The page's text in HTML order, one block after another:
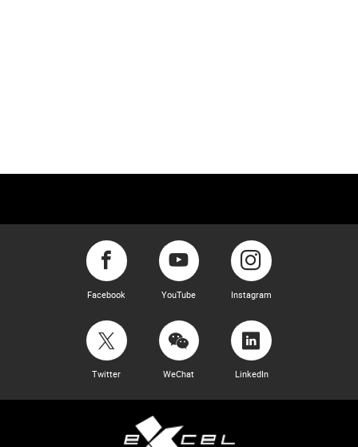
Facebook YouTube Instagram
Twitter WeChat LinkedIn